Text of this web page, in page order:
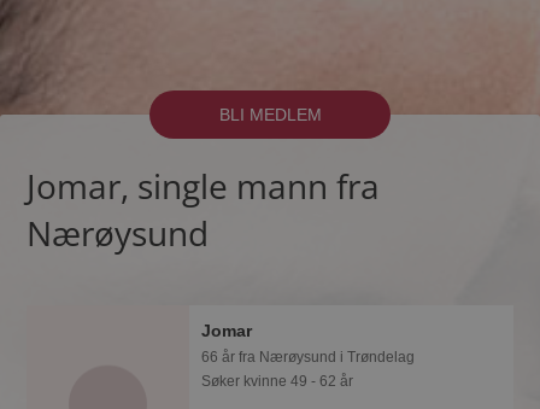
BLI MEDLEM
Jomar, single mann fra
Nærøysund
Jomar
66 år fra Nærøysund i Trøndelag
Søker kvinne 49 - 62 år